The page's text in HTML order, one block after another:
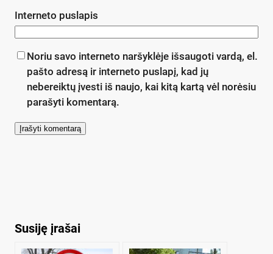
Interneto puslapis
Noriu savo interneto naršyklėje išsaugoti vardą, el.
pašto adresą ir interneto puslapį, kad jų
nebereiktų įvesti iš naujo, kai kitą kartą vėl norėsiu
parašyti komentarą.
Susiję įrašai